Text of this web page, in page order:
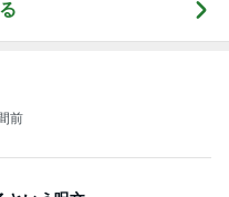
前